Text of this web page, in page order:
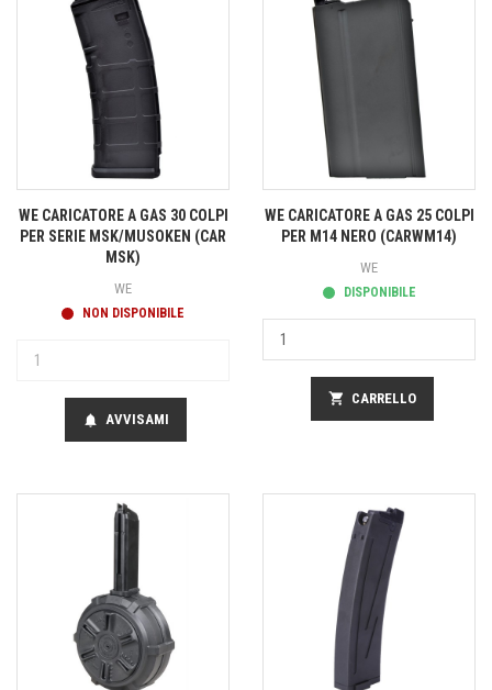
WE CARICATORE A GAS 30 COLPI
PER SERIE MSK/MUSOKEN (CAR
MSK)
WE
NON DISPONIBILE
notifications AVVISAMI
WE CARICATORE A GAS 25 COLPI
PER M14 NERO (CARWM14)
WE
DISPONIBILE
shopping_cart CARRELLO